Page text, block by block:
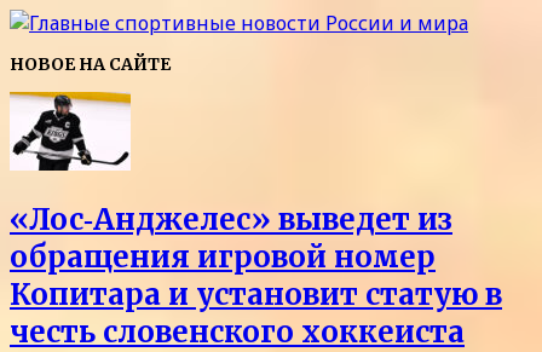
НОВОЕ НА САЙТЕ
«Лос‑Анджелес» выведет из
обращения игровой номер
Копитара и установит статую в
честь словенского хоккеиста